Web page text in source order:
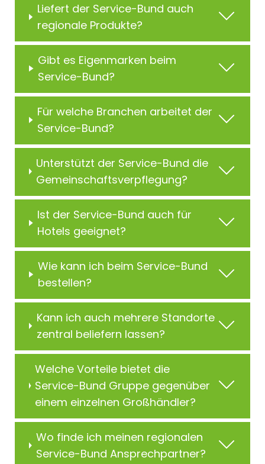
Liefert der Service-Bund auch
regionale Produkte?
Gibt es Eigenmarken beim
Service-Bund?
Für welche Branchen arbeitet der
Service-Bund?
Unterstützt der Service-Bund die
Gemeinschaftsverpflegung?
Ist der Service-Bund auch für
Hotels geeignet?
Wie kann ich beim Service-Bund
bestellen?
Kann ich auch mehrere Standorte
zentral beliefern lassen?
Welche Vorteile bietet die
Service-Bund Gruppe gegenüber
einem einzelnen Großhändler?
Wo finde ich meinen regionalen
Service-Bund Ansprechpartner?